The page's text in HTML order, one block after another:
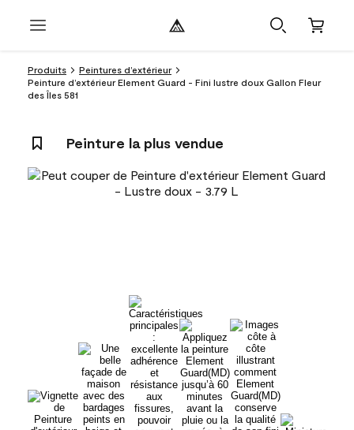
Produits
Peintures d’extérieur
Peinture d’extérieur Element Guard - Fini lustre doux Gallon Fleur
des Îles 581
Peinture la plus vendue